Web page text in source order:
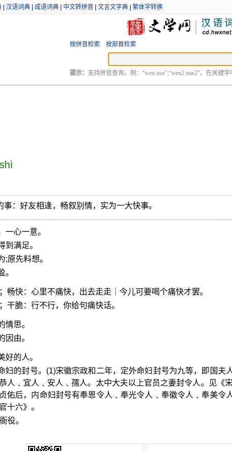
| 汉语词典| 成语词典| 中文转拼音| 文言文字典| 繁体字转换
按拼音检索 按部首检索
提示： 支持拼音查询，例：“wen xue”;“wen2 xue2”。在关键
事：好友相逢，畅叙别情，实为一大快事。
一心一意。
到满足。
;原先料想。
。
畅快：心里不痛快，出去走走｜今儿可要喝个痛快才罢。
干脆：行不行，你给句痛快话。
情思。
因由。
好的人。
妇的封号。(1)宋徽宗政和二年，定外命妇封号为九等，即国夫
人﹑宜人﹑安人﹑孺人。太中大夫以上官员之妻封令人。见《
佑后，内命妇封号有奉恩令人﹑奉光令人﹑奉徽令人﹑奉美令
十六》。
役。